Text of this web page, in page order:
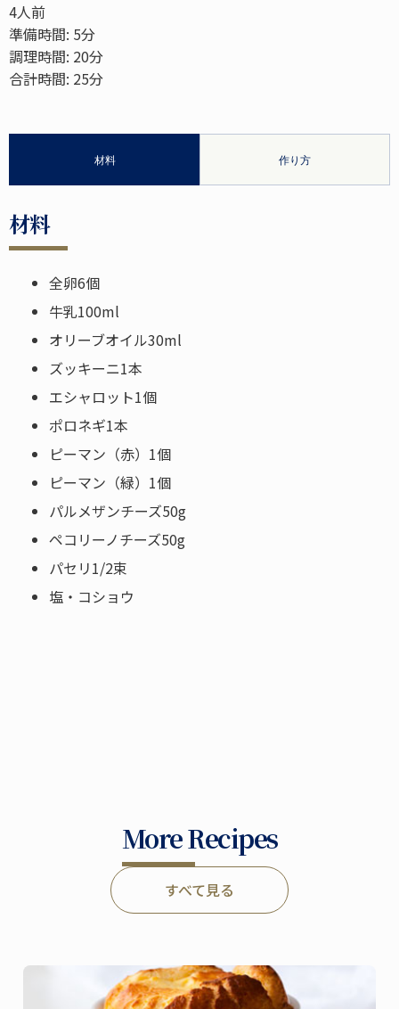
4人前
準備時間: 5分
調理時間: 20分
合計時間: 25分
材料 作り方
材料
全卵6個
牛乳100ml
オリーブオイル30ml
ズッキーニ1本
エシャロット1個
ポロネギ1本
ピーマン（赤）1個
ピーマン（緑）1個
パルメザンチーズ50g
ペコリーノチーズ50g
パセリ1/2束
塩・コショウ
More Recipes
すべて見る